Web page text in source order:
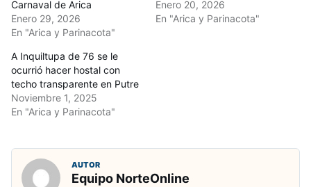
Carnaval de Arica
Enero 29, 2026
En "Arica y Parinacota"
Enero 20, 2026
En "Arica y Parinacota"
A Inquiltupa de 76 se le
ocurrió hacer hostal con
techo transparente en Putre
Noviembre 1, 2025
En "Arica y Parinacota"
AUTOR
Equipo NorteOnline